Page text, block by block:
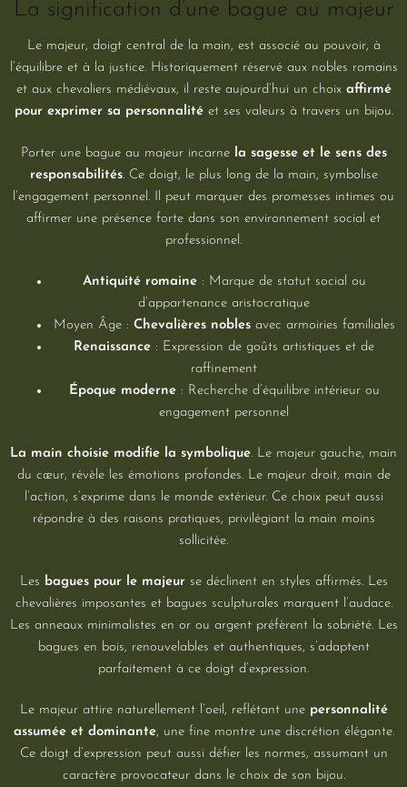
La signification d’une bague au majeur
Le majeur, doigt central de la main, est associé au pouvoir, à
l’équilibre et à la justice. Historiquement réservé aux nobles romains
et aux chevaliers médiévaux, il reste aujourd’hui un choix affirmé
pour exprimer sa personnalitéet ses valeurs à travers un bijou.
Porter une bague au majeur incarne la sagesse et le sens des
responsabilités. Ce doigt, le plus long de la main, symbolise
l’engagement personnel. Il peut marquer des promesses intimes ou
affirmer une présence forte dans son environnement social et
professionnel.
Antiquité romaine: Marque de statut social ou
d’appartenance aristocratique
Moyen Âge : Chevalières noblesavec armoiries familiales
Renaissance : Expression de goûts artistiques et de
raffinement
Époque moderne: Recherche d’équilibre intérieur ou
engagement personnel
La main choisie modifie la symbolique. Le majeur gauche, main
du cœur, révèle les émotions profondes. Le majeur droit, main de
l’action, s’exprime dans le monde extérieur. Ce choix peut aussi
répondre à des raisons pratiques, privilégiant la main moins
sollicitée.
Les bagues pour le majeurse déclinent en styles affirmés. Les
chevalières imposantes et bagues sculpturales marquent l’audace.
Les anneaux minimalistes en or ou argent préfèrent la sobriété. Les
bagues en bois, renouvelables et authentiques, s’adaptent
parfaitement à ce doigt d’expression.
Le majeur attire naturellement l’oeil, reflétant une personnalité
assumée et dominante, une fine montre une discrétion élégante.
Ce doigt d’expression peut aussi défier les normes, assumant un
caractère provocateur dans le choix de son bijou.